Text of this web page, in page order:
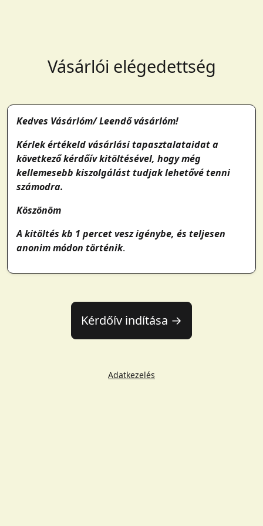
Vásárlói elégedettség
Kedves Vásárlóm/ Leendő vásárlóm!
Kérlek értékeld vásárlási tapasztalataidat a
következő kérdőív kitöltésével, hogy még
kellemesebb kiszolgálást tudjak lehetővé tenni
számodra.
Köszönöm
A kitöltés kb 1 percet vesz igénybe, és teljesen
anonim módon történik.
Kérdőív indítása →
Adatkezelés